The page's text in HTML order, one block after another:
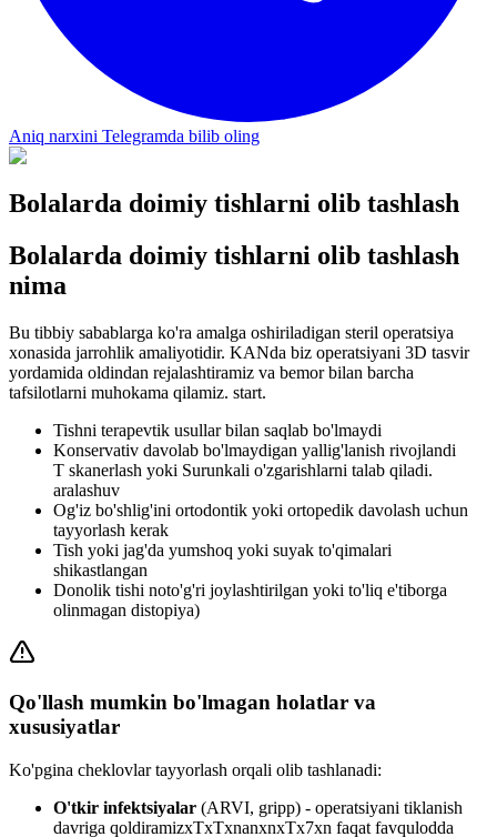
Aniq narxini Telegramda bilib oling
Bolalarda doimiy tishlarni olib tashlash
Bolalarda doimiy tishlarni olib tashlash
nima
Bu tibbiy sabablarga ko'ra amalga oshiriladigan steril operatsiya
xonasida jarrohlik amaliyotidir. KANda biz operatsiyani 3D tasvir
yordamida oldindan rejalashtiramiz va bemor bilan barcha
tafsilotlarni muhokama qilamiz. start.
Tishni terapevtik usullar bilan saqlab bo'lmaydi
Konservativ davolab bo'lmaydigan yallig'lanish rivojlandi
T skanerlash yoki Surunkali o'zgarishlarni talab qiladi.
aralashuv
Og'iz bo'shlig'ini ortodontik yoki ortopedik davolash uchun
tayyorlash kerak
Tish yoki jag'da yumshoq yoki suyak to'qimalari
shikastlangan
Donolik tishi noto'g'ri joylashtirilgan yoki to'liq e'tiborga
olinmagan distopiya)
Qo'llash mumkin bo'lmagan holatlar va
xususiyatlar
Ko'pgina cheklovlar tayyorlash orqali olib tashlanadi:
O'tkir infektsiyalar (ARVI, gripp) - operatsiyani tiklanish
davriga qoldiramizxTxTxnanxnxTx7xn faqat favqulodda